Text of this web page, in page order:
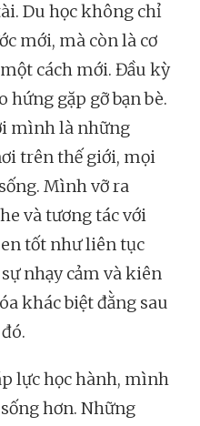
Du học không chỉ
mới, mà còn là cơ
cách mới. Đầu kỳ
gặp gỡ bạn bè.
mình là những
trên thế giới, mọi
Mình vỡ ra
và tương tác với
tốt như liên tục
nhạy cảm và kiên
khác biệt đằng sau
lực học hành, mình
hơn. Những